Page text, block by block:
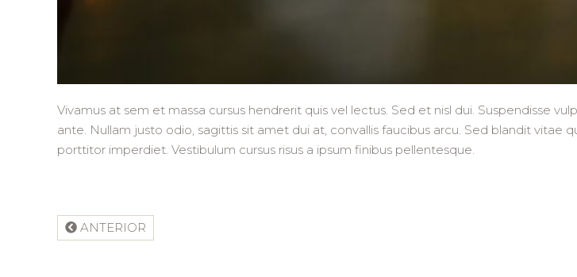
Vivamus at sem et massa cursus hendrerit quis vel lectus. Sed et nisl dui. Suspendisse
ante. Nullam justo odio, sagittis sit amet dui at, convallis faucibus arcu. Sed blandit
porttitor imperdiet. Vestibulum cursus risus a ipsum finibus pellentesque.
ANTERIOR